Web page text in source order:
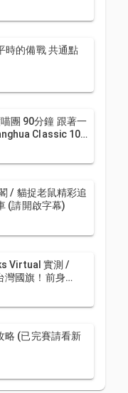
時的備戰 共通點
團 90分鐘 跟著一
Classic 100
/ 貓捉老鼠精彩追
(請開啟字幕)
Virtual 實測 /
灣國旗！前身